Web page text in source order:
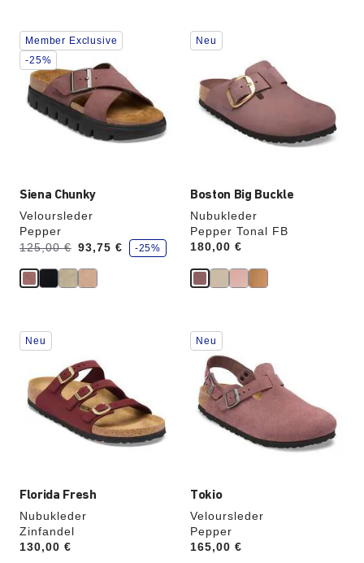
Siena Chunky
Veloursleder
Pepper
Vorher:
125,00 €
Jetzt 93,75 €
S
p
r
e
-25%
Durch
Anklicken
der
Farben
werden
die
Produktbilder
aktualisiert.
Member Exclusive
-25%
Boston Big Buckle
Nubukleder
Pepper Tonal FB
Price:
180,00 €
Durch
Anklicken
Farben
werden
die
Produktbilder
aktualisiert.
Neu
Florida Fresh
Nubukleder
Zinfandel
Price:
130,00 €
Durch
Anklicken
Farben
werden
die
Produktbilder
aktualisiert.
Neu
Tokio
Veloursleder
Pepper
Price:
165,00 €
Durch
Anklicken
Farben
werden
die
Produktbilder
aktualisiert.
Neu